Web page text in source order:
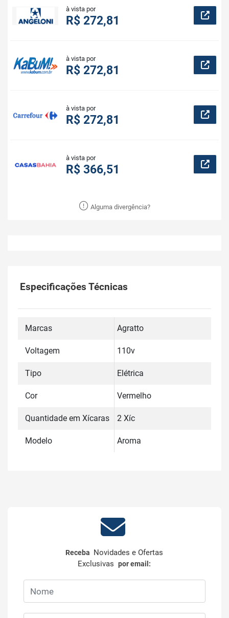
à vista por
R$ 272,81
à vista por
R$ 272,81
à vista por
R$ 272,81
à vista por
R$ 366,51
Alguma divergência?
Especificações Técnicas
Marcas Agratto
Voltagem 110v
Tipo Elétrica
Cor Vermelho
Quantidade em Xícaras 2 Xíc
Modelo Aroma
Receba Novidades e Ofertas
Exclusivaspor email: